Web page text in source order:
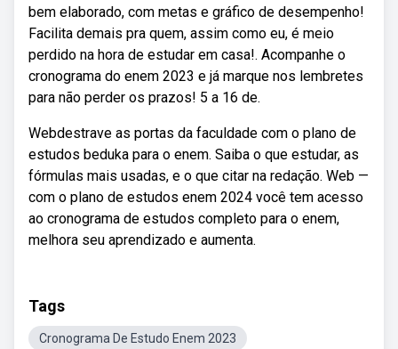
bem elaborado, com metas e gráfico de desempenho!
Facilita demais pra quem, assim como eu, é meio
perdido na hora de estudar em casa!. Acompanhe o
cronograma do enem 2023 e já marque nos lembretes
para não perder os prazos! 5 a 16 de.
Webdestrave as portas da faculdade com o plano de
estudos beduka para o enem. Saiba o que estudar, as
fórmulas mais usadas, e o que citar na redação. Web —
com o plano de estudos enem 2024 você tem acesso
ao cronograma de estudos completo para o enem,
melhora seu aprendizado e aumenta.
Tags
Cronograma De Estudo Enem 2023